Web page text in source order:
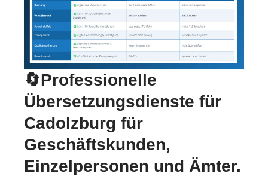
🔄Professionelle
Übersetzungsdienste für
Cadolzburg für
Geschäftskunden,
Einzelpersonen und Ämter.